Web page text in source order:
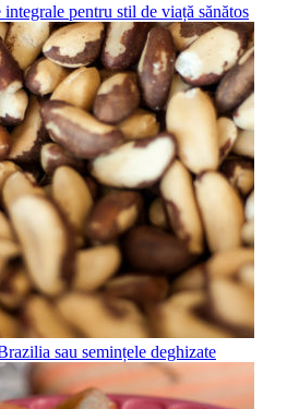
pentru stil de viață sănătos
sau semințele deghizate